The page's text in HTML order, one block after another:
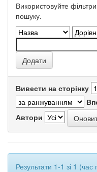
Використовуйте
пошуку.
Вивести на сторінку
Автори
Результати 1-1 зі 1